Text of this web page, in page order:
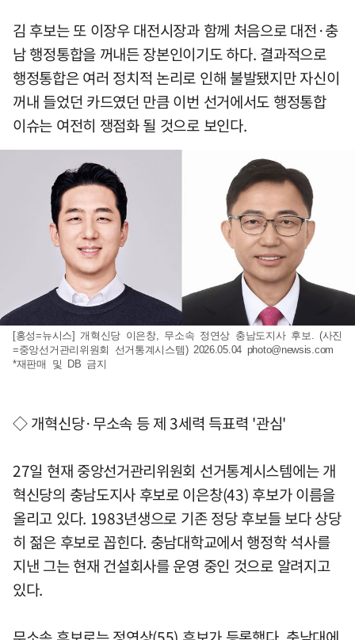
김 후보는 또 이장우 대전시장과 함께 처음으로 대전·충
남 행정통합을 꺼내든 장본인이기도 하다. 결과적으로
행정통합은 여러 정치적 논리로 인해 불발됐지만 자신이
꺼내 들었던 카드였던 만큼 이번 선거에서도 행정통합
이슈는 여전히 쟁점화 될 것으로 보인다.
[홍성=뉴시스] 개혁신당 이은창, 무소속 정연상 충남도지사 후보. (사진
=중앙선거관리위원회 선거통계시스템) 2026.05.04 photo@newsis.com
*재판매 및 DB 금지
◇ 개혁신당·무소속 등 제 3세력 득표력 '관심'
27일 현재 중앙선거관리위원회 선거통계시스템에는 개
혁신당의 충남도지사 후보로 이은창(43) 후보가 이름을
올리고 있다. 1983년생으로 기존 정당 후보들 보다 상당
히 젊은 후보로 꼽힌다. 충남대학교에서 행정학 석사를
지낸 그는 현재 건설회사를 운영 중인 것으로 알려지고
있다.